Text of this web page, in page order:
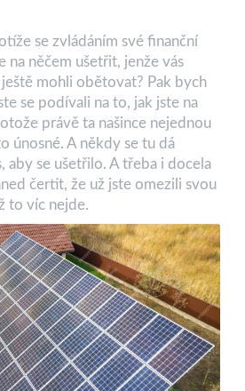
se zvládáním své finanční
na něčem ušetřit, jenže vás
mohli obětovat? Pak bych
se podívali na to, jak jste na
právě ta našince nejednou
únosné. A někdy se tu dá
aby se ušetřilo. A třeba i docela
čertit, že už jste omezili svou
to víc nejde.